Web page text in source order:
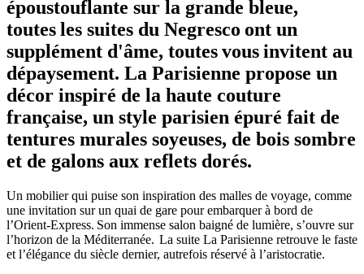
époustouflante sur la grande bleue,
toutes les suites du Negresco ont un
supplément d'âme, toutes vous invitent au
dépaysement. La Parisienne propose un
décor inspiré de la haute couture
française, un style parisien épuré fait de
tentures murales soyeuses, de bois sombre
et de galons aux reflets dorés.
Un mobilier qui puise son inspiration des malles de voyage, comme
une invitation sur un quai de gare pour embarquer à bord de
l’Orient-Express. Son immense salon baigné de lumière, s’ouvre sur
l’horizon de la Méditerranée. La suite La Parisienne retrouve le faste
et l’élégance du siècle dernier, autrefois réservé à l’aristocratie.